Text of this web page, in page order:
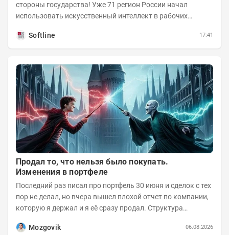
стороны государства! Уже 71 регион России начал
использовать искусственный интеллект в рабочих
Softline
17:41
Продал то, что нельзя было покупать.
Изменения в портфеле
Последний раз писал про портфель 30 июня и сделок с тех
пор не делал, но вчера вышел плохой отчет по компании,
которую я держал и я её сразу продал. Структура
Mozgovik
06.08.2026